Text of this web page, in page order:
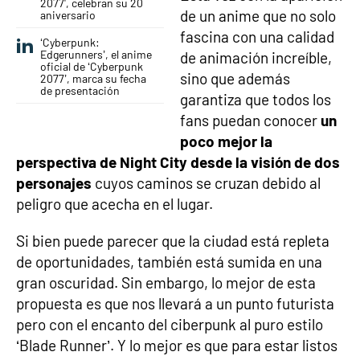
2077', celebran su 20
aniversario
‘Cyberpunk:
Edgerunners’, el anime
oficial de ‘Cyberpunk
2077’, marca su fecha
de presentación
de un anime que no solo
fascina con una calidad
de animación increíble,
sino que además
garantiza que todos los
fans puedan conocerun
poco mejor la
perspectiva de Night City desde la visión de dos
personajes cuyos caminos se cruzan debido al
peligro que acecha en el lugar.
Si bien puede parecer que la ciudad está repleta
de oportunidades, también está sumida en una
gran oscuridad. Sin embargo, lo mejor de esta
propuesta es que nos llevará a un punto futurista
pero con el encanto del ciberpunk al puro estilo
‘Blade Runner’. Y lo mejor es que para estar listos